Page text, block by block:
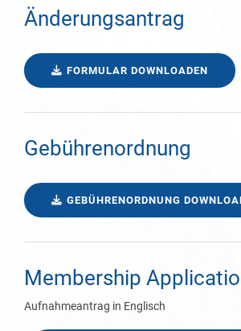
Änderungsantrag
FORMULAR DOWNLOADEN
Gebührenordnung
GEBÜHRENORDNUNG
Membership
Aufnahmeantrag in Englisch